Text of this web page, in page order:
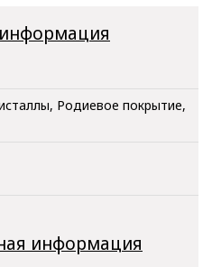
Родиевое покрытие,
информация